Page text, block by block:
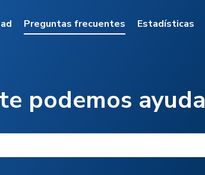
Preguntas frecuentes Estadísticas
podemos